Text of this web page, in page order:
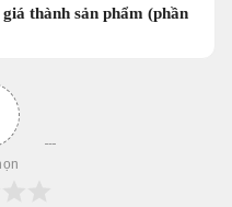
thành sản phẩm (phần